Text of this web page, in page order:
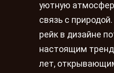
уютную
связь с
рейк в дизайне
настоящим
лет,